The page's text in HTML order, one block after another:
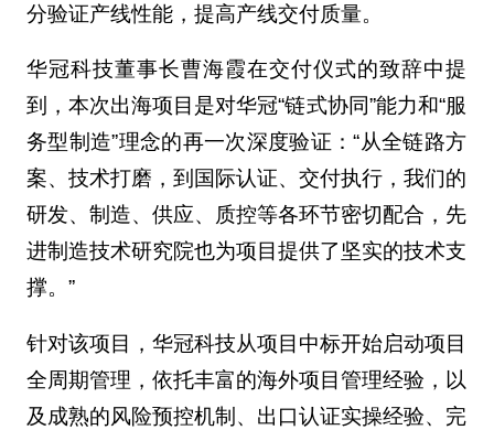
分验证产线性能，提高产线交付质量。
华冠科技董事长曹海霞在交付仪式的致辞中提
到，本次出海项目是对华冠“链式协同”能力和“服
务型制造”理念的再一次深度验证：“从全链路方
案、技术打磨，到国际认证、交付执行，我们的
研发、制造、供应、质控等各环节密切配合，先
进制造技术研究院也为项目提供了坚实的技术支
撑。”
针对该项目，华冠科技从项目中标开始启动项目
全周期管理，依托丰富的海外项目管理经验，以
及成熟的风险预控机制、出口认证实操经验、完